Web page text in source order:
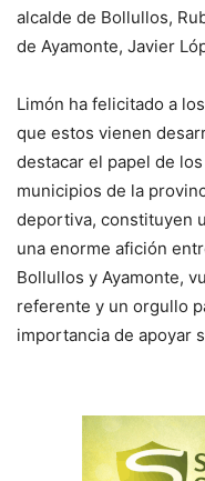
alcalde de Bollullos,
de Ayamonte, Javier
Limón ha felicitado a
que estos vienen
destacar el papel de
municipios de la
deportiva, constituyen
una enorme afición
Bollullos y Ayamonte,
referente y un orgullo
importancia de apoyar